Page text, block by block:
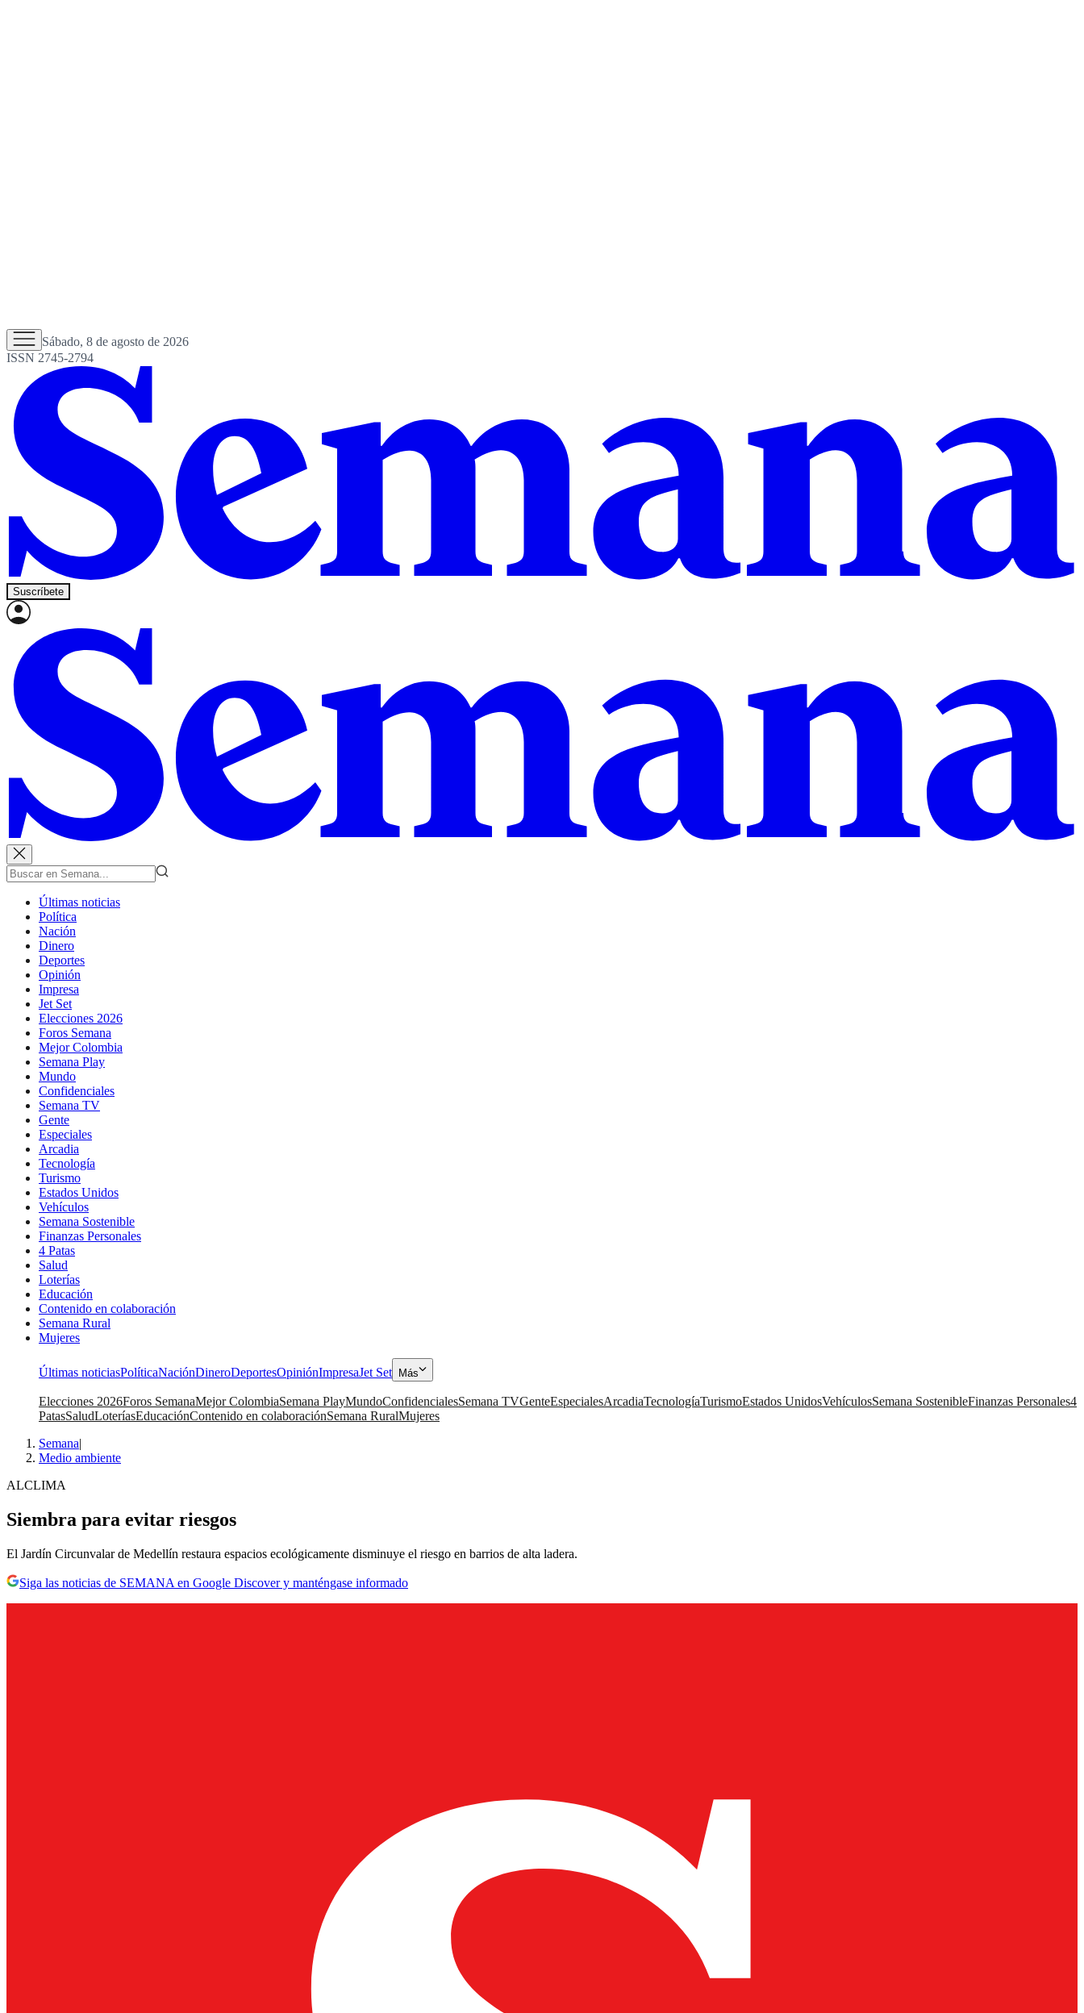
Sábado, 8 de agosto de 2026
ISSN 2745-2794
Suscríbete
Últimas noticias
Política
Nación
Dinero
Deportes
Opinión
Impresa
Jet Set
Elecciones 2026
Foros Semana
Mejor Colombia
Semana Play
Mundo
Confidenciales
Semana TV
Gente
Especiales
Arcadia
Tecnología
Turismo
Estados Unidos
Vehículos
Semana Sostenible
Finanzas Personales
4 Patas
Salud
Loterías
Educación
Contenido en colaboración
Semana Rural
Mujeres
Últimas noticiasPolíticaNaciónDineroDeportesOpiniónImpresaJet Set Más
Elecciones 2026Foros SemanaMejor ColombiaSemana PlayMundoConfidencialesSemana TVGenteEspecialesArcadiaTecnologíaTurismoEstados UnidosVehículosSemana SostenibleFinanzas Personales4
PatasSaludLoteríasEducaciónContenido en colaboraciónSemana RuralMujeres
Semana|
Medio ambiente
ALCLIMA
Siembra para evitar riesgos
El Jardín Circunvalar de Medellín restaura espacios ecológicamente disminuye el riesgo en barrios de alta ladera.
Siga las noticias de SEMANA en Google Discover y manténgase informado